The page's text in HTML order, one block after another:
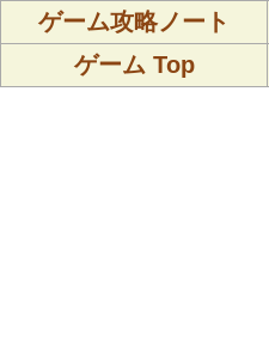
ゲーム攻略ノート
ゲーム Top